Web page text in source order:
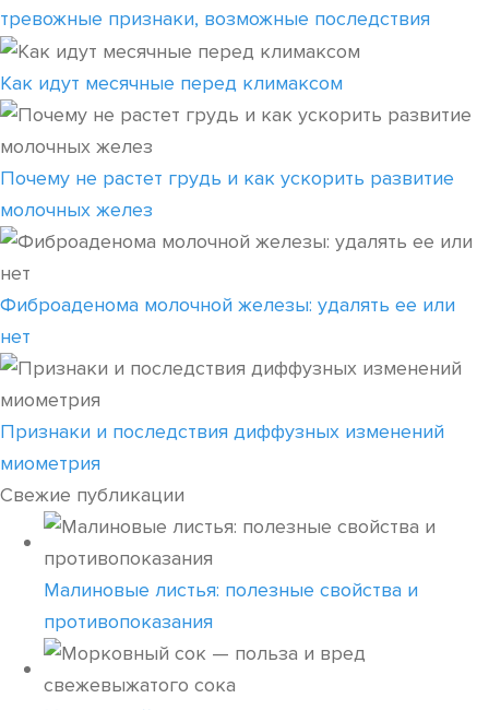
тревожные признаки, возможные последствия
Как идут месячные перед климаксом
Почему не растет грудь и как ускорить развитие
молочных желез
Фиброаденома молочной железы: удалять ее или
нет
Признаки и последствия диффузных изменений
миометрия
Свежие публикации
Малиновые листья: полезные свойства и
противопоказания